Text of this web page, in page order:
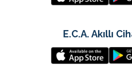
E.C.A. Akıllı